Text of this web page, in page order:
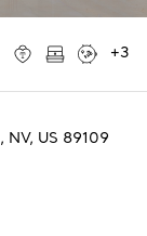
+3
, NV, US 89109